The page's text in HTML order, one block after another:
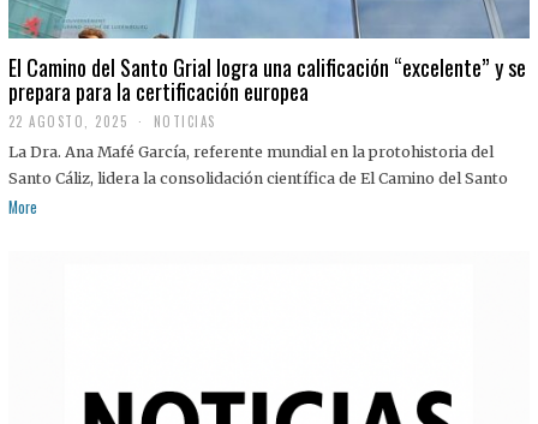
El Camino del Santo Grial logra una calificación “excelente” y se
prepara para la certificación europea
22 AGOSTO, 2025
2
A
G
NOTICIAS
La Dra. Ana Mafé García, referente mundial en la protohistoria del
Santo Cáliz, lidera la consolidación científica de El Camino del Santo
More